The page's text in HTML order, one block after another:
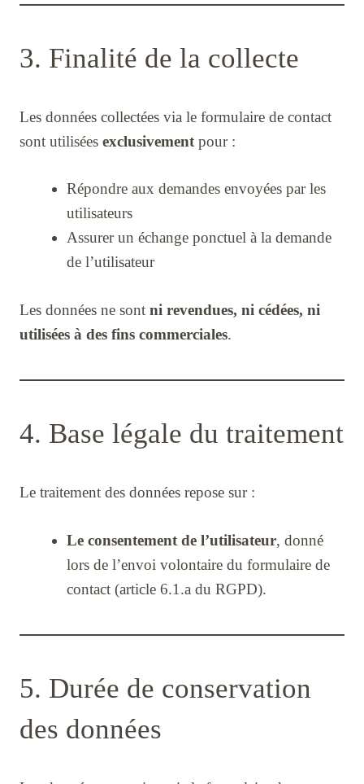
3. Finalité de la collecte
Les données collectées via le formulaire de contact
sont utilisées exclusivement pour :
Répondre aux demandes envoyées par les
utilisateurs
Assurer un échange ponctuel à la demande
de l’utilisateur
Les données ne sont ni revendues, ni cédées, ni
utilisées à des fins commerciales.
4. Base légale du traitement
Le traitement des données repose sur :
Le consentement de l’utilisateur, donné
lors de l’envoi volontaire du formulaire de
contact (article 6.1.a du RGPD).
5. Durée de conservation
des données